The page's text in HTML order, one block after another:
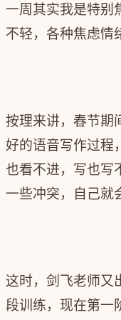
一周其实我是特别
不轻，各种焦虑情
按理来讲，春节期
好的语音写作过程
也看不进，写也写
一些冲突，自己就
这时，剑飞老师又
段训练，现在第一